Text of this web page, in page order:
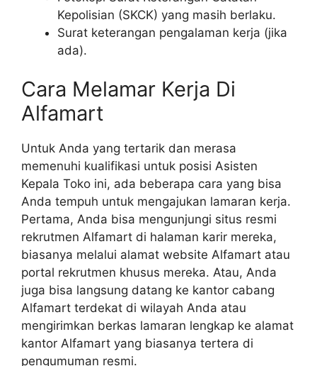
Kepolisian (SKCK) yang masih berlaku.
Surat keterangan pengalaman kerja (jika
ada).
Cara Melamar Kerja Di
Alfamart
Untuk Anda yang tertarik dan merasa
memenuhi kualifikasi untuk posisi Asisten
Kepala Toko ini, ada beberapa cara yang bisa
Anda tempuh untuk mengajukan lamaran kerja.
Pertama, Anda bisa mengunjungi situs resmi
rekrutmen Alfamart di halaman karir mereka,
biasanya melalui alamat website Alfamart atau
portal rekrutmen khusus mereka. Atau, Anda
juga bisa langsung datang ke kantor cabang
Alfamart terdekat di wilayah Anda atau
mengirimkan berkas lamaran lengkap ke alamat
kantor Alfamart yang biasanya tertera di
pengumuman resmi.